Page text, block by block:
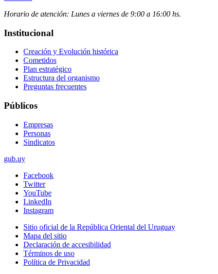
Horario de atención: Lunes a viernes de 9:00 a 16:00 hs.
Institucional
Creación y Evolución histórica
Cometidos
Plan estratégico
Estructura del organismo
Preguntas frecuentes
Públicos
Empresas
Personas
Sindicatos
gub.uy
Facebook
Twitter
YouTube
LinkedIn
Instagram
Sitio oficial de la República Oriental del Uruguay
Mapa del sitio
Declaración de accesibilidad
Términos de uso
Política de Privacidad